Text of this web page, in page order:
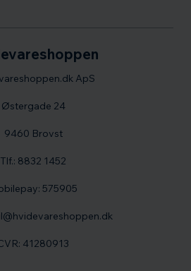
ApS
Østergade 24
9460 Brovst
Tlf.: 8832 1452
575905
41280913